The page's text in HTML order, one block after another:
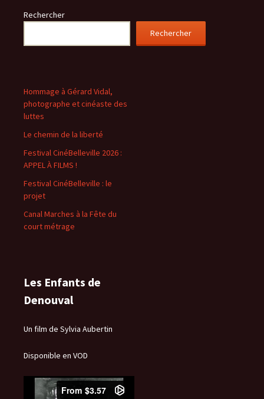
Rechercher
Rechercher
Hommage à Gérard Vidal,
photographe et cinéaste des
luttes
Le chemin de la liberté
Festival CinéBelleville 2026 :
APPEL À FILMS !
Festival CinéBelleville : le
projet
Canal Marches à la Fête du
court métrage
Les Enfants de
Denouval
Un film de Sylvia Aubertin
Disponible en VOD